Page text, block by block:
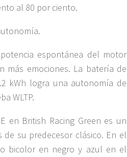
al 80 por ciento.
espontánea del motor
más emociones. La batería de
kWh logra una autonomía de
WLTP.
en British Racing Green es un
de su predecesor clásico. En el
bicolor en negro y azul en el